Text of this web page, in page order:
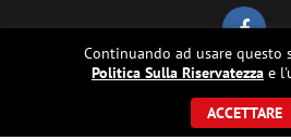
Continuando ad usare questo
Politica Sulla Riservatezza e
ACCETTARE
© Copyright 2026 Sierrafox Hobbies -
rocketry, rocket motors, rocket electronics
riservati.